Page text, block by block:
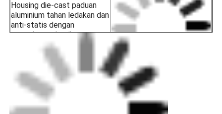
Housing die-cast paduan
aluminium tahan ledakan dan
anti-statis dengan
permukaan plastik yang
disemprotkan secara
elektrostatis untuk
ketahanan terhadap korosi,
anti-statis, dan ketahanan
benturan.
Kaca Tempered
Kekuatan Tinggi